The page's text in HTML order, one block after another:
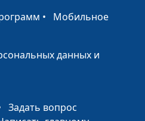
Парфенов,
Солдатова, Богдан
Булатова,
Бузина, Андрей
• Мобильное
данных и
Задать вопрос